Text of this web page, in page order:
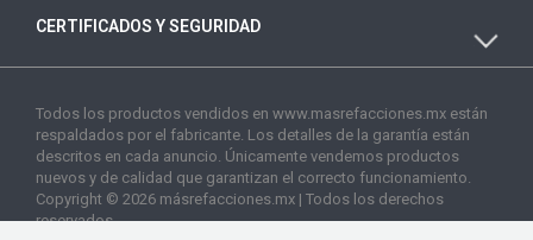
CERTIFICADOS Y SEGURIDAD
Todos los productos vendidos en www.masrefacciones.mx están
respaldados por el fabricante. Los detalles de la garantía están
descritos en cada anuncio. Únicamente vendemos productos
nuevos y de calidad que garantizan el correcto funcionamiento.
Copyright © 2026 másrefacciones.mx | Todos los derechos
reservados